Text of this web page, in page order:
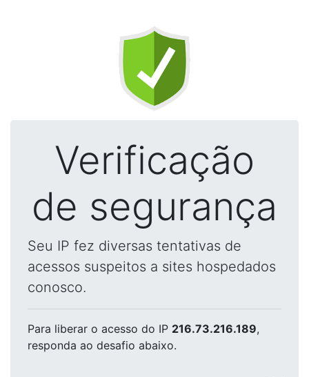
Verificação
de segurança
Seu IP fez diversas tentativas de
acessos suspeitos a sites hospedados
conosco.
Para liberar o acesso do IP 216.73.216.189,
responda ao desafio abaixo.